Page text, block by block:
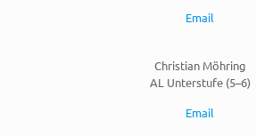
Email
Christian Möhring
AL Unterstufe (5–6)
Email